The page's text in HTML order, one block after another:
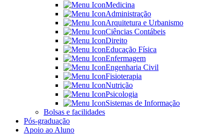
Medicina
Administração
Arquitetura e Urbanismo
Ciências Contábeis
Direito
Educação Física
Enfermagem
Engenharia Civil
Fisioterapia
Nutrição
Psicologia
Sistemas de Informação
Bolsas e facilidades
Pós-graduação
Apoio ao Aluno